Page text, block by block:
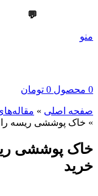
💬
منو
0 محصول 0 تومان
صفحه اصلی »
» خاک پوششی ریسه
خاک پوششی
خرید